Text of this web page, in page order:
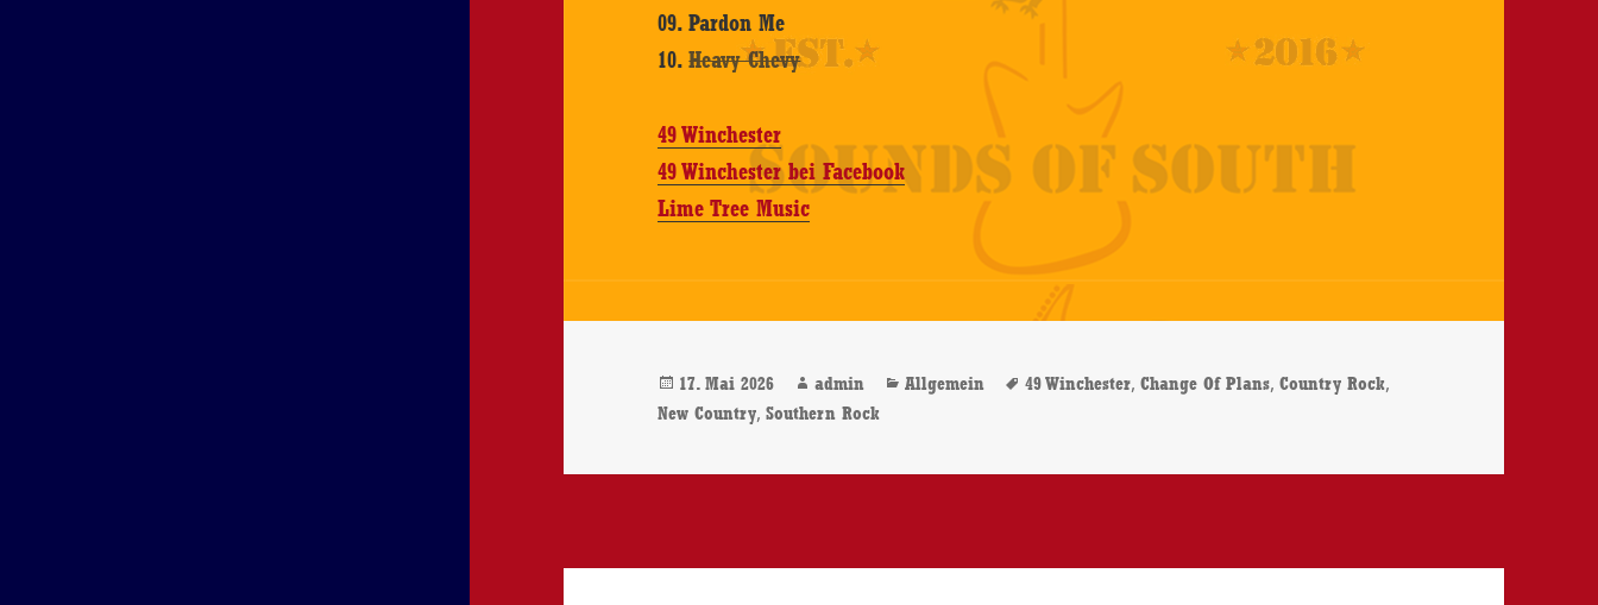
09. Pardon Me
10.Heavy Chevy
49 Winchester
49 Winchester bei Facebook
Lime Tree Music
Veröffentlicht
am
17. Mai 2026 Autor
admin Kategorien
Allgemein Schlagwörter
49 Winchester,Change Of Plans,Country Rock,
New Country,Southern Rock